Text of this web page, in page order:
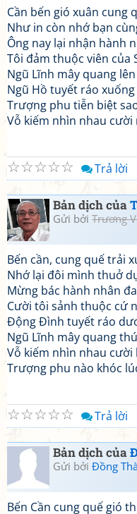
Cần bến gió xuân cung
Như in còn nhớ bạn
Ông nay lại nhận hành
Tôi đảm thuộc viên của
Ngũ Lĩnh mây quang
Ngũ Hồ tuyết ráo
Trượng phu tiễn biệt
Vỗ kiếm nhìn nhau cười
☆
☆
☆
☆
☆ Trả lời
Bản dịch của
Gửi bởi Trương
Bến cần, cung quế trải
Nhớ lại đôi mình thuở
Mừng bác hành nhân
Cười tôi sảnh thuộc cứ
Động Đình tuyết ráo
Ngũ Lĩnh mây quang
Vỗ kiếm nhìn nhau cười
Trượng phu nào khóc
☆
☆
☆
☆
☆ Trả lời
Bản dịch của
Gửi bởi Đồng
Bến Cần cung quế gió